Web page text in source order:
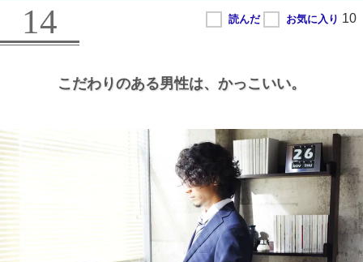
14
こだわりのある男性は、 かっこいい。